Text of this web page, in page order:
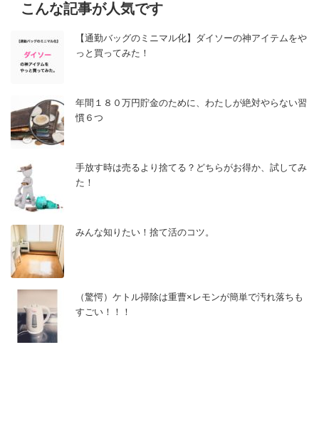
こんな記事が人気です
【通勤バッグのミニマル化】ダイソーの神アイテムをや
っと買ってみた！
年間１８０万円貯金のために、わたしが絶対やらない習
慣６つ
手放す時は売るより捨てる？どちらがお得か、試してみ
た！
みんな知りたい！捨て活のコツ。
（驚愕）ケトル掃除は重曹×レモンが簡単で汚れ落ちも
すごい！！！